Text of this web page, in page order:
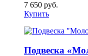
7 650 руб.
Купить
Подвеска